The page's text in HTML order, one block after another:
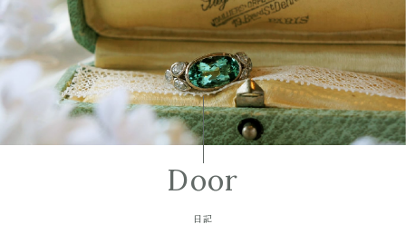
Door
日記